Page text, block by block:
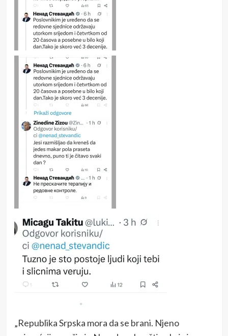
„Republika Srpska mora da se brani. Njeno